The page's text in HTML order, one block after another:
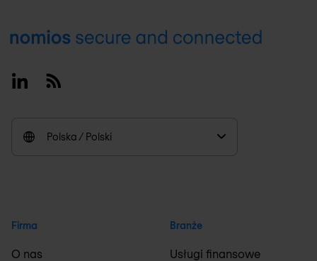
Footer
LinkedinRSS
Polska / Polski
Firma
O nas
Branże
Usługi finansowe